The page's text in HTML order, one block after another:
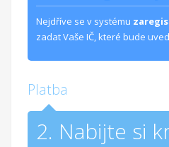
Nejdříve se v systému
zadat Vaše IČ, které bude
Platba
2. Nabijte si